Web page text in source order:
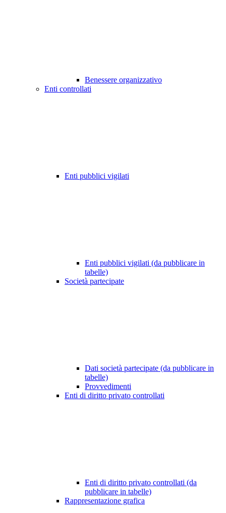
Benessere organizzativo
Enti controllati
Enti pubblici vigilati
Enti pubblici vigilati (da pubblicare in
tabelle)
Società partecipate
Dati società partecipate (da pubblicare in
tabelle)
Provvedimenti
Enti di diritto privato controllati
Enti di diritto privato controllati (da
pubblicare in tabelle)
Rappresentazione grafica